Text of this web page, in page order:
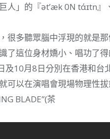
人」的『ət’æk 0N tάɪtn
很多聽眾腦中浮現的就是
了這位身材嬌小、唱功了
及10月8日分別在香港和
可以在演唱會現場物理性拔
BLADE”(茶